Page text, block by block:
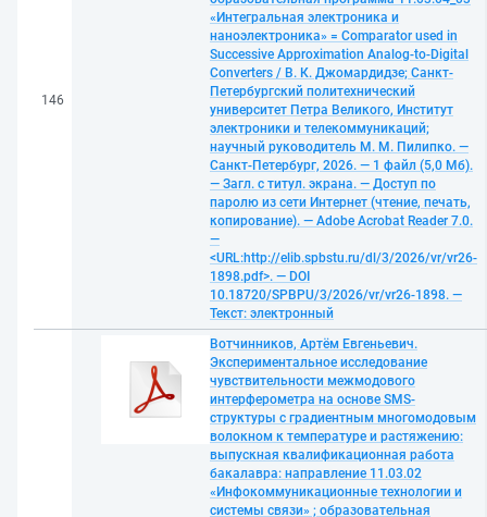
146
«Интегральная электроника и
наноэлектроника» = Comparator used in
Successive Approximation Analog-to-Digital
Converters / В. К. Джомардидзе; Санкт-
Петербургский политехнический
университет Петра Великого, Институт
электроники и телекоммуникаций;
научный руководитель М. М. Пилипко. —
Санкт-Петербург, 2026. — 1 файл (5,0 Мб).
— Загл. с титул. экрана. — Доступ по
паролю из сети Интернет (чтение, печать,
копирование). — Adobe Acrobat Reader 7.0.
—
<URL:http://elib.spbstu.ru/dl/3/2026/vr/vr26-
1898.pdf>. — DOI
10.18720/SPBPU/3/2026/vr/vr26-1898. —
Текст: электронный
Вотчинников, Артём Евгеньевич.
Экспериментальное исследование
чувствительности межмодового
интерферометра на основе SMS-
структуры с градиентным многомодовым
волокном к температуре и растяжению:
выпускная квалификационная работа
бакалавра: направление 11.03.02
«Инфокоммуникационные технологии и
системы связи» ; образовательная